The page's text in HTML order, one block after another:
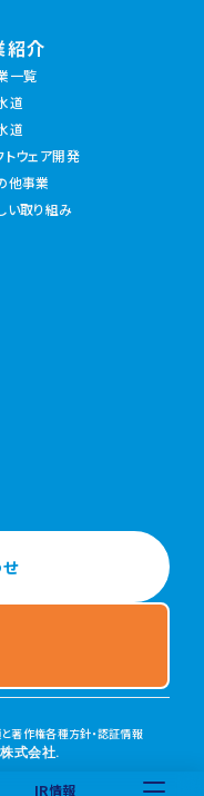
IR情報
紹介
一覧
道
道
トウェア開発
他事業
い取り組み
著作権各種方針・認証情報
式会社.